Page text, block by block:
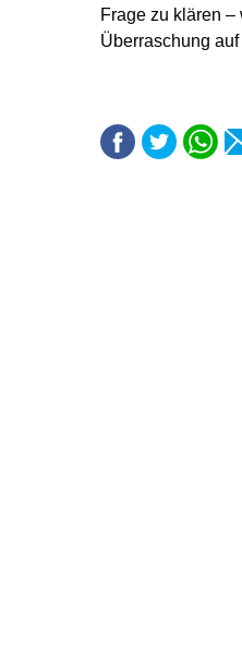
Frage zu klären
Überraschung auf